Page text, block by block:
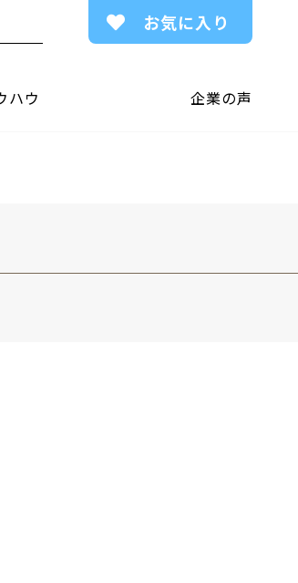
ハウ 企業の声
お気に入り